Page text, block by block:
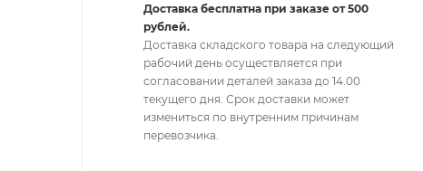
Доставка бесплатна при заказе от 500
рублей.
Доставка складского товара на следующий
рабочий день осуществляется при
согласовании деталей заказа до 14.00
текущего дня. Срок доставки может
измениться по внутренним причинам
перевозчика.